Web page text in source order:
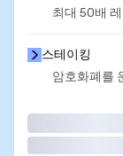
최대 50배
스테이킹
암호화폐를